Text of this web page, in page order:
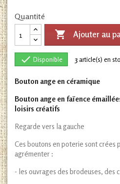
Quantité
 Ajouter au
 Disponible 3article(s) en
Bouton ange en céramique
Bouton ange en faïence
loisirs créatifs
Regarde vers la gauche
Ces boutons en poterie sont crées
agrémenter :
- les ouvrages des brodeuses, des